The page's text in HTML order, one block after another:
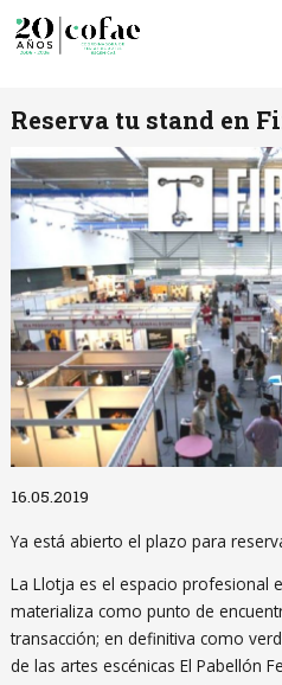
Reserva tu stand en
16.05.2019
Ya está abierto el plazo para
La Llotja es el espacio profesional
materializa como punto de
transacción; en definitiva como
de las artes escénicas El Pabellón